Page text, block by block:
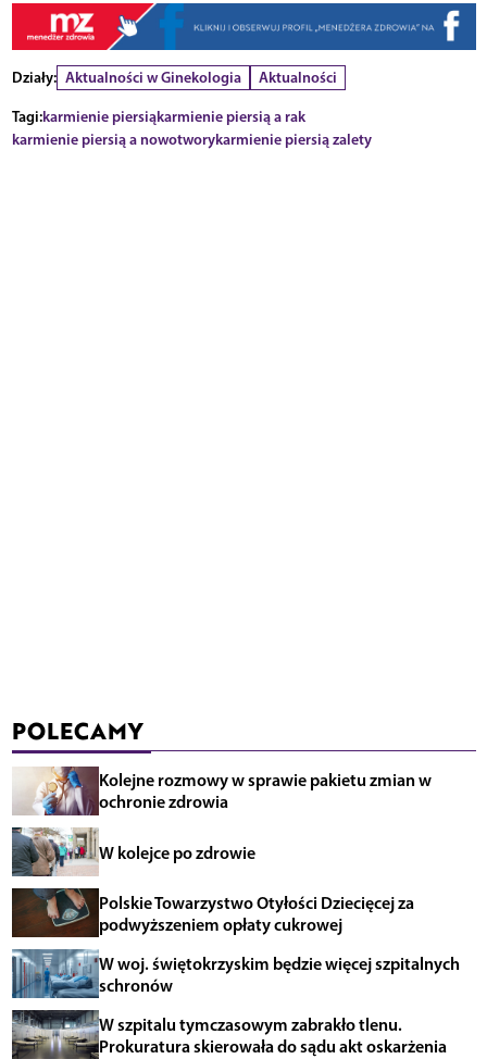
Działy: Aktualności w Ginekologia
Aktualności
Tagi:karmienie piersiąkarmienie piersią a rak
karmienie piersią a nowotworykarmienie piersią zalety
POLECAMY
Kolejne rozmowy w sprawie pakietu zmian w
ochronie zdrowia
W kolejce po zdrowie
Polskie Towarzystwo Otyłości Dziecięcej za
podwyższeniem opłaty cukrowej
W woj. świętokrzyskim będzie więcej szpitalnych
schronów
W szpitalu tymczasowym zabrakło tlenu.
Prokuratura skierowała do sądu akt oskarżenia